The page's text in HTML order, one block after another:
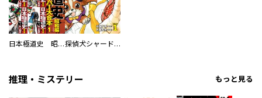
日本極道史 昭和編 スーパー大合本 探偵犬シャードック（新装版）
推理・ミステリー もっと見る